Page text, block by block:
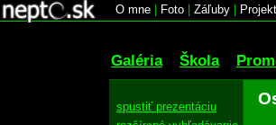
O mne Foto Záľuby
Galéria Škola
spustiť prezentáciu